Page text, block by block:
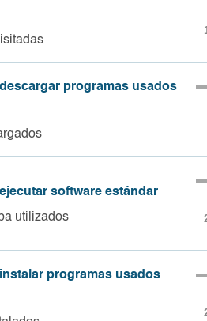
programas usados
software estándar
utilizados
programas usados